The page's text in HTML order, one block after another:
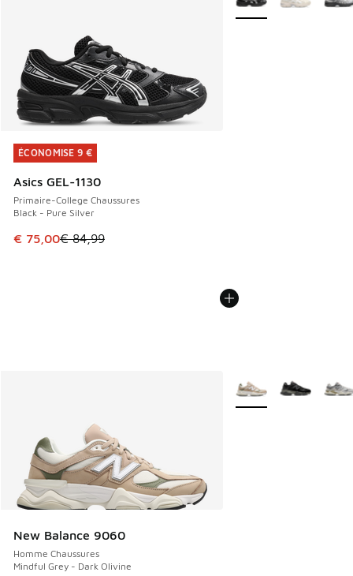
ÉCONOMISE 9 €
Asics GEL-1130
Primaire-College Chaussures
Black - Pure Silver
Cet article est en promotion. Prix en baisse de € 84,99 à
€ 75,00€ 84,99
ÉCONOMISE 9 €
New Balance 9060
Homme Chaussures
Mindful Grey - Dark Olivine
Plus de couleurs